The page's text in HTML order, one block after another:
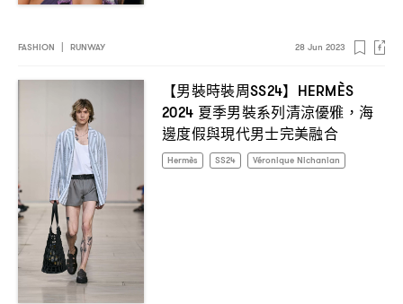
FASHION RUNWAY 28 Jun 2023
【男裝時裝周SS24】 HERMÈS
2024 夏季男裝系列清涼優雅 ， 海
邊度假與現代男士完美融合
Hermès SS24 Véronique Nichanian